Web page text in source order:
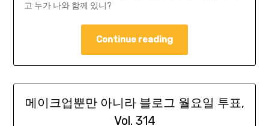
고 누가 나와 함께 있니?
Continue reading
메이크업뿐만 아니라 블로그 월요일 투표,
Vol. 314